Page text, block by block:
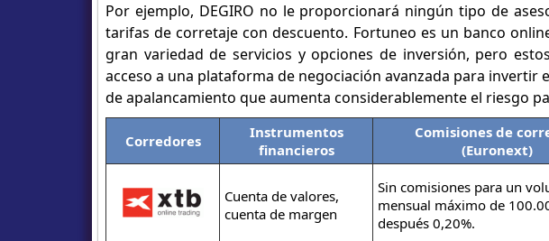
Por ejemplo, DEGIRO no le proporcionará ningún tipo de
tarifas de corretaje con descuento. Fortuneo es un banco
gran variedad de servicios y opciones de inversión, pero
acceso a una plataforma de negociación avanzada para
de apalancamiento que aumenta considerablemente el riesgo
Corredores
Instrumentos
financieros
Comisiones de
(Euronext)
Cuenta de valores,
cuenta de margen
Sin comisiones para un
mensual máximo de
después 0,20%.